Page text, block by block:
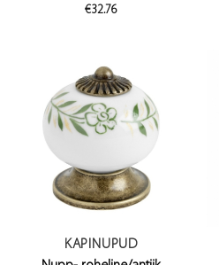
€32.76
KAPINUPUD